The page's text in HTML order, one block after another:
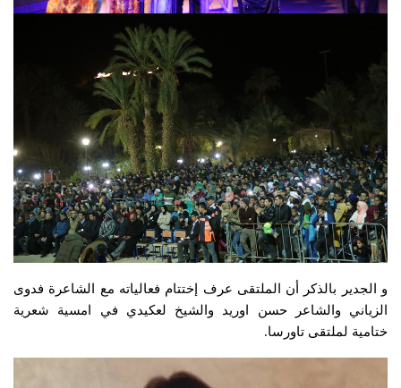
و الجدير بالذكر أن الملتقى عرف إختتام فعالياته مع الشاعرة فدوى
الزياني والشاعر حسن اوريد والشيخ لعكيدي في امسية شعرية
ختامية لملتقى تاورسا.